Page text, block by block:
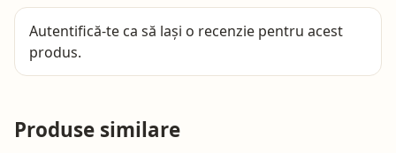
Autentifică-te ca să lași o recenzie pentru acest
produs.
Produse similare